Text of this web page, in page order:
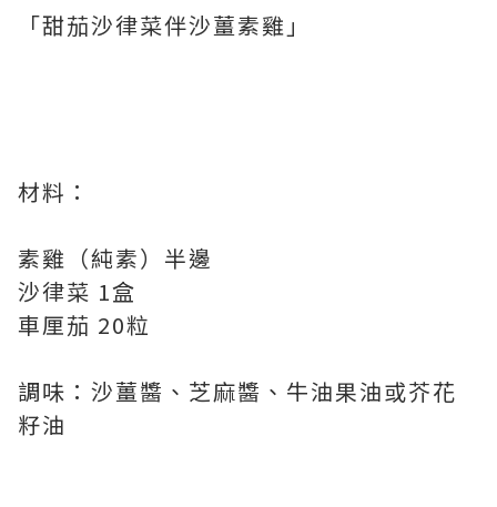
「甜茄沙律菜伴沙薑素雞」
材料：
素雞（純素）半邊
沙律菜 1盒
車厘茄 20粒
調味：沙薑醬、芝麻醬、牛油果油或芥花
籽油